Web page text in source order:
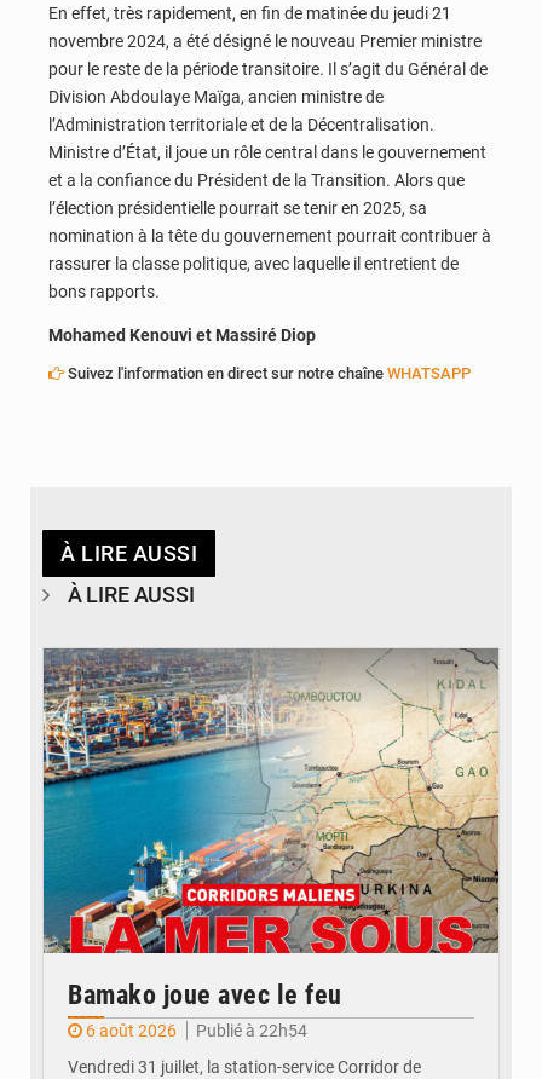
En effet, très rapidement, en fin de matinée du jeudi 21
novembre 2024, a été désigné le nouveau Premier ministre
pour le reste de la période transitoire. Il s’agit du Général de
Division Abdoulaye Maïga, ancien ministre de
l’Administration territoriale et de la Décentralisation.
Ministre d’État, il joue un rôle central dans le gouvernement
et a la confiance du Président de la Transition. Alors que
l’élection présidentielle pourrait se tenir en 2025, sa
nomination à la tête du gouvernement pourrait contribuer à
rassurer la classe politique, avec laquelle il entretient de
bons rapports.
Mohamed Kenouvi et Massiré Diop
Suivez l'information en direct sur notre chaîne WHATSAPP
À LIRE AUSSI
À LIRE AUSSI
© JDM
Bamako joue avec le feu
6 août 2026
Publié à 22h54
Vendredi 31 juillet, la station-service Corridor de